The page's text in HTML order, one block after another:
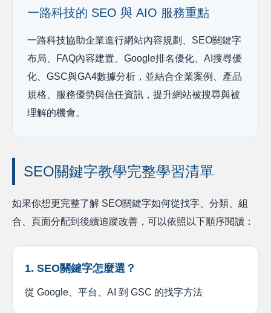
一路科技的 SEO 與 AIO 服務重點
一路科技協助企業進行網站內容規劃、SEO關鍵字
布局、FAQ內容建置、Google排名優化、AI搜尋優
化、GSC與GA4數據分析，並結合企業案例、產品
規格、服務優勢與信任資訊，提升網站被搜尋與被
理解的機會。
SEO關鍵字教學完整學習清單
如果你想更完整了解 SEO關鍵字如何從找字、分類、組
合、頁面分配到後續追蹤改善，可以依照以下順序閱讀：
1. SEO關鍵字怎麼選？
從 Google、平台、AI 到 GSC 的找字方法